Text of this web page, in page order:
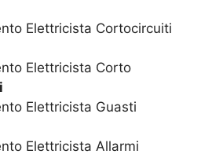
Elettricista Cortocircuiti
Elettricista Corto
Elettricista Guasti
Elettricista Allarmi